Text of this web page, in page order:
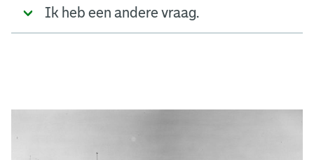
Ik heb een andere vraag.
e